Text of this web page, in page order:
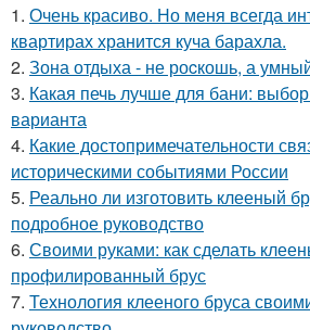
1. Очень красиво. Но меня всегда
квартирах хранится куча барахла.
2. Зона отдыха - не роcкошь, а
3. Какая печь лучше для бани:
варианта
4. Какие достопримечательности
историческими событиями России
5. Реально ли изготовить клееный
подробное руководство
6. Своими руками: как сделать
профилированный брус
7. Технология клееного бруса